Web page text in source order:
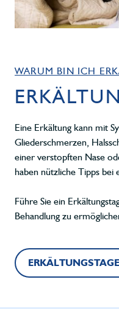
WARUM BIN ICH
Eine Erkältung kann mit
Gliederschmerzen,
einer verstopften Nase
haben nützliche Tipps bei
Führe Sie ein
Behandlung zu